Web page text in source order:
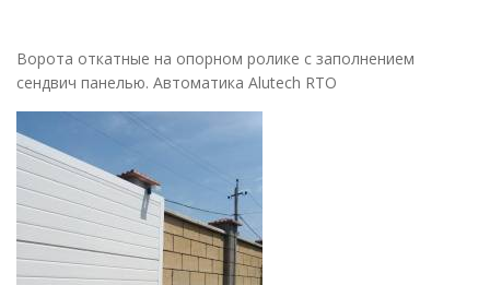
Ворота откатные на опорном ролике с заполнением
сендвич панелью. Автоматика Alutech RTO